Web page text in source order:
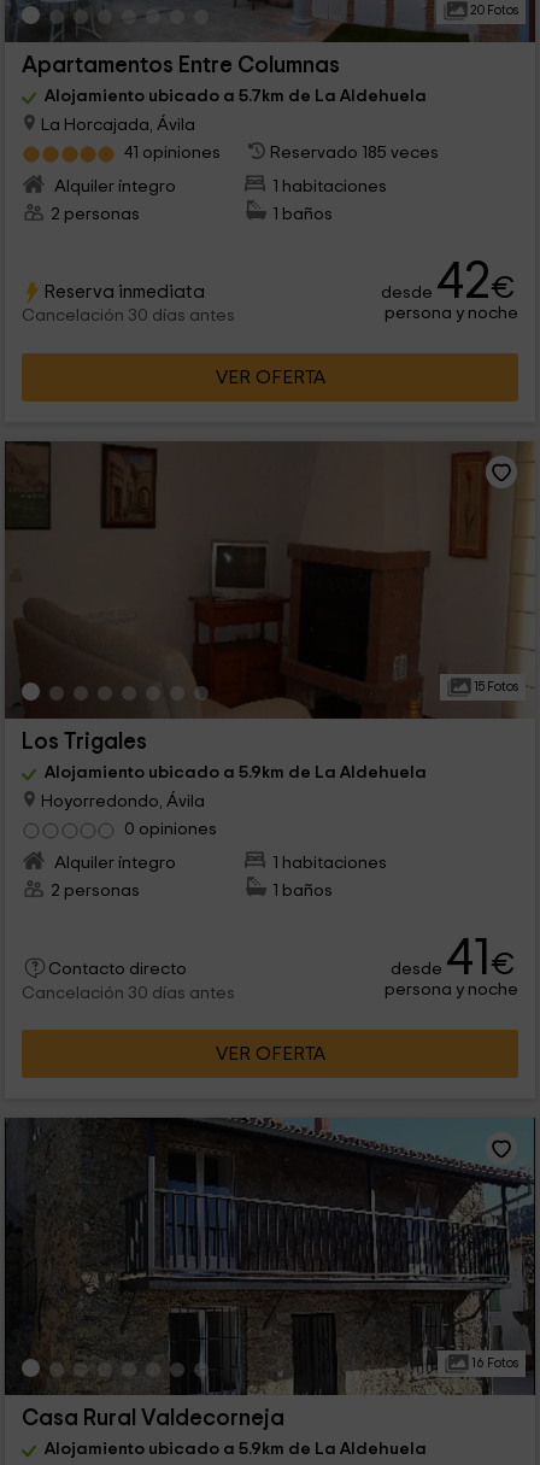
20 Fotos
Apartamentos Entre Columnas
Alojamiento ubicado a 5.7km de La Aldehuela
La Horcajada, Ávila
41 opiniones
Reservado 185 veces
Alquiler íntegro
1 habitaciones
2 personas
1 baños
Reserva inmediata
Cancelación 30 días antes
desde 42€
persona y noche
VER OFERTA
15 Fotos
Los Trigales
Alojamiento ubicado a 5.9km de La Aldehuela
Hoyorredondo, Ávila
0 opiniones
Alquiler íntegro
1 habitaciones
2 personas
1 baños
Contacto directo
Cancelación 30 días antes
desde 41€
persona y noche
VER OFERTA
16 Fotos
Casa Rural Valdecorneja
Alojamiento ubicado a 5.9km de La Aldehuela